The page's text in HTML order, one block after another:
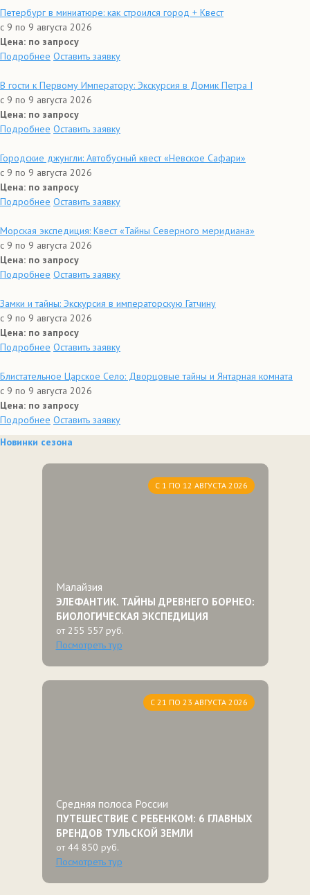
Петербург в миниатюре: как строился город + Квест
с 9 по 9 августа 2026
Цена: по запросу
Подробнее Оставить заявку
В гости к Первому Императору: Экскурсия в Домик Петра I
с 9 по 9 августа 2026
Цена: по запросу
Подробнее Оставить заявку
Городские джунгли: Автобусный квест «Невское Сафари»
с 9 по 9 августа 2026
Цена: по запросу
Подробнее Оставить заявку
Морская экспедиция: Квест «Тайны Северного меридиана»
с 9 по 9 августа 2026
Цена: по запросу
Подробнее Оставить заявку
Замки и тайны: Экскурсия в императорскую Гатчину
с 9 по 9 августа 2026
Цена: по запросу
Подробнее Оставить заявку
Блистательное Царское Село: Дворцовые тайны и Янтарная комната
с 9 по 9 августа 2026
Цена: по запросу
Подробнее Оставить заявку
Новинки сезона
С 1 ПО 12 АВГУСТА 2026
Малайзия
ЭЛЕФАНТИК. ТАЙНЫ ДРЕВНЕГО БОРНЕО:
БИОЛОГИЧЕСКАЯ ЭКСПЕДИЦИЯ
от 255 557 руб.
Посмотреть тур
С 21 ПО 23 АВГУСТА 2026
Средняя полоса России
ПУТЕШЕСТВИЕ С РЕБЕНКОМ: 6 ГЛАВНЫХ
БРЕНДОВ ТУЛЬСКОЙ ЗЕМЛИ
от 44 850 руб.
Посмотреть тур